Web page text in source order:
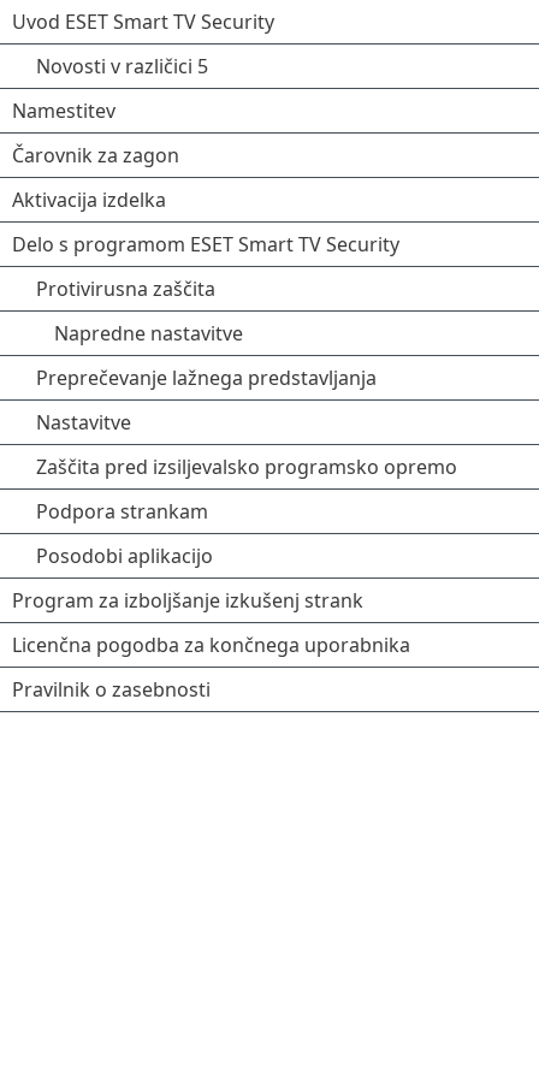
Uvod ESET Smart TV Security
Novosti v različici 5
Namestitev
Čarovnik za zagon
Aktivacija izdelka
Delo s programom ESET Smart TV Security
Protivirusna zaščita
Napredne nastavitve
Preprečevanje lažnega predstavljanja
Nastavitve
Zaščita pred izsiljevalsko programsko opremo
Podpora strankam
Posodobi aplikacijo
Program za izboljšanje izkušenj strank
Licenčna pogodba za končnega uporabnika
Pravilnik o zasebnosti